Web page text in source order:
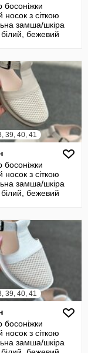
босоніжки
носок з сіткою
замша/шкіра
бежевий
39, 40, 41
босоніжки
носок з сіткою
замша/шкіра
бежевий
39, 40, 41
босоніжки
носок з сіткою
замша/шкіра